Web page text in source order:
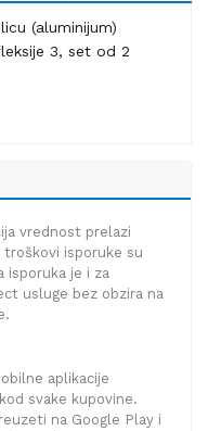
(aluminijum)
3, set od 2
vrednost prelazi
troškovi isporuke su
isporuka je i za
usluge bez obzira na
aplikacije
svake kupovine.
na Google Play i